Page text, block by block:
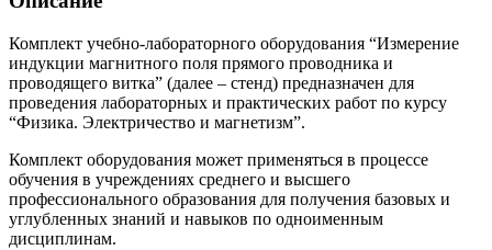
Комплект учебно-лабораторного оборудования “Измерение
индукции магнитного поля прямого проводника и
проводящего витка” (далее – стенд) предназначен для
проведения лабораторных и практических работ по курсу
“Физика. Электричество и магнетизм”.
Комплект оборудования может применяться в процессе
обучения в учреждениях среднего и высшего
профессионального образования для получения базовых и
углубленных знаний и навыков по одноименным
дисциплинам.